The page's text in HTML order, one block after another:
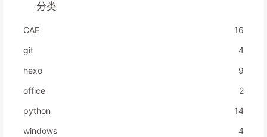
分类
CAE
16
git
4
hexo
9
office
2
python
14
windows
4